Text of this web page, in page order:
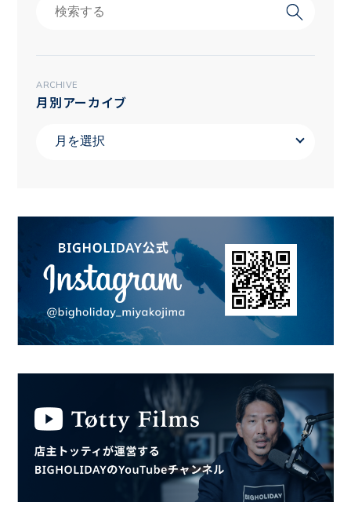
ARCHIVE
月別アーカイブ